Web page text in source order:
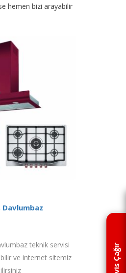
Servis Çağır
hemen bizi arayabilir
Davlumbaz
teknik servisi
ve internet sitemiz